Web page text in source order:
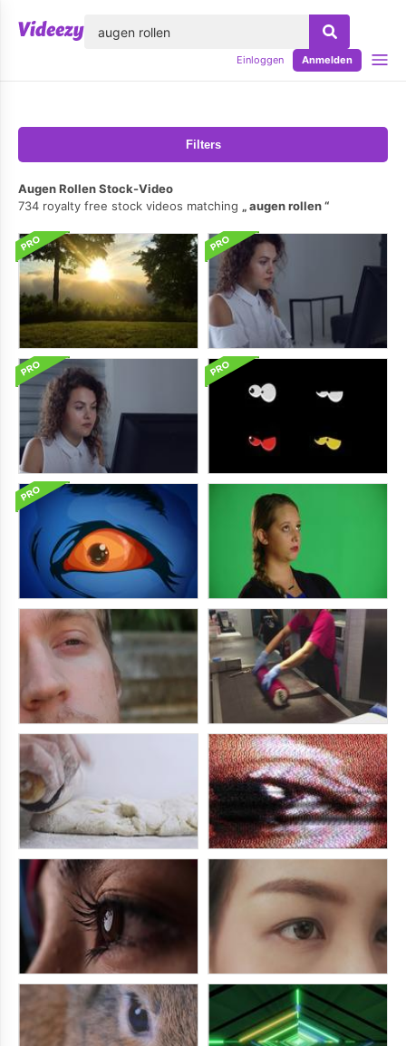
Einloggen Anmelden
Filters
Augen Rollen Stock-Video
734 royalty free stock videos matching
augen rollen